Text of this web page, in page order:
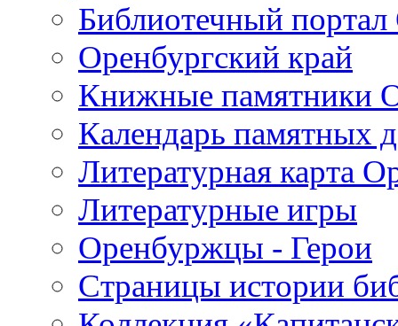
Библиотечный портал
Оренбургский край
Книжные памятники
Календарь памятных
Литературная карта
Литературные игры
Оренбуржцы - Герои
Страницы истории